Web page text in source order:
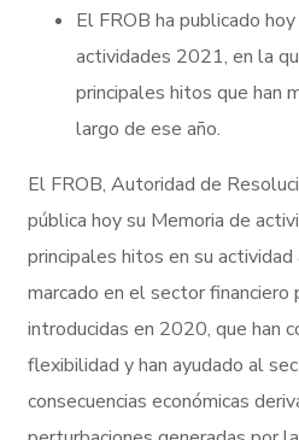
El FROB ha publicado
actividades 2021, en la
principales hitos que han
largo de ese año.
El FROB, Autoridad de
pública hoy su Memoria de
principales hitos en su
marcado en el sector financiero
introducidas en 2020, que han
flexibilidad y han ayudado al
consecuencias económicas